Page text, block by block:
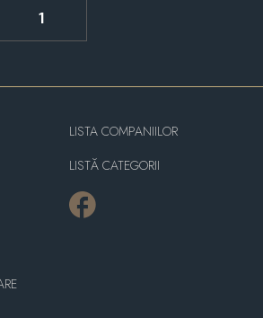
1
LISTA COMPANIILOR
LISTĂ CATEGORII